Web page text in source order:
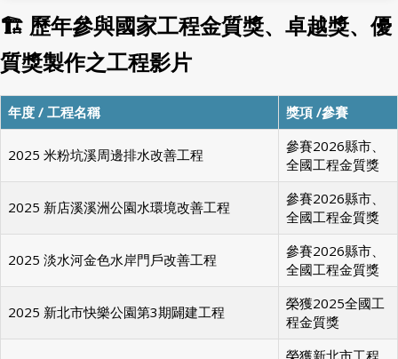
🏗 歷年參與國家工程金質獎、卓越獎、優
質獎製作之工程影片
年度 / 工程名稱 獎項 /參賽
參賽2026縣市、
全國工程金質獎
參賽2026縣市、
全國工程金質獎
參賽2026縣市、
全國工程金質獎
榮獲2025全國工
程金質獎